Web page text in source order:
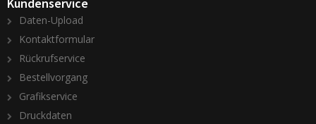
Kundenservice
Daten-Upload
Kontaktformular
Rückrufservice
Bestellvorgang
Grafikservice
Druckdaten